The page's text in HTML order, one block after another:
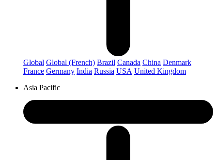
Global Global (French) Brazil Canada China Denmark
France Germany India Russia USA United Kingdom
Asia Pacific